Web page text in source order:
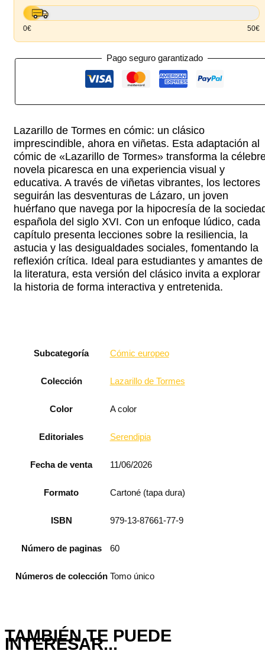
0€ 50€
Pago seguro garantizado
Lazarillo de Tormes en cómic: un clásico
imprescindible, ahora en viñetas. Esta adaptación al
cómic de «Lazarillo de Tormes» transforma la
novela picaresca en una experiencia visual y
educativa. A través de viñetas vibrantes, los lectores
seguirán las desventuras de Lázaro, un joven
huérfano que navega por la hipocresía de la
española del siglo XVI. Con un enfoque lúdico, cada
capítulo presenta lecciones sobre la resiliencia, la
astucia y las desigualdades sociales, fomentando la
reflexión crítica. Ideal para estudiantes y amantes de
la literatura, esta versión del clásico invita a explorar
la historia de forma interactiva y entretenida.
Subcategoría Cómic europeo
Colección Lazarillo de Tormes
Color A color
Editoriales Serendipia
Fecha de venta 11/06/2026
Formato Cartoné (tapa dura)
ISBN 979-13-87661-77-9
Número de paginas 60
Números de colección Tomo único
TAMBIÉN TE PUEDE
INTERESAR...